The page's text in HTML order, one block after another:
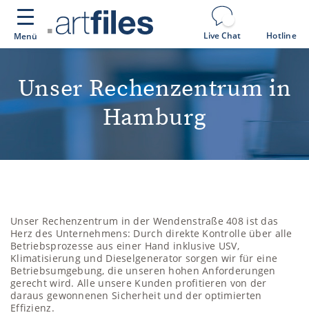
Cookie-Einstellungen
Menü Live Chat Hotline
Unser Rechenzentrum in
Hamburg
Unser Rechenzentrum in der Wendenstraße 408 ist das
Herz des Unternehmens: Durch direkte Kontrolle über alle
Betriebsprozesse aus einer Hand inklusive USV,
Klimatisierung und Dieselgenerator sorgen wir für eine
Betriebsumgebung, die unseren hohen Anforderungen
gerecht wird. Alle unsere Kunden profitieren von der
daraus gewonnenen Sicherheit und der optimierten
Effizienz.